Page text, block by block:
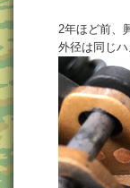
2年ほど前、
外径は同じ